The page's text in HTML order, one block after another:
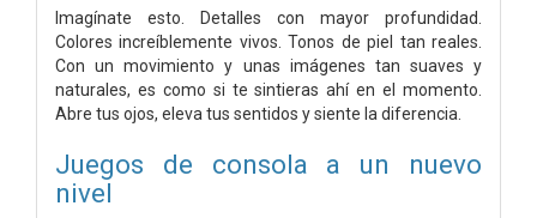
Imagínate esto. Detalles con mayor profundidad.
Colores increíblemente vivos. Tonos de piel tan reales.
Con un movimiento y unas imágenes tan suaves y
naturales, es como si te sintieras ahí en el momento.
Abre tus ojos, eleva tus sentidos y siente la diferencia.
Juegos de consola a un nuevo
nivel